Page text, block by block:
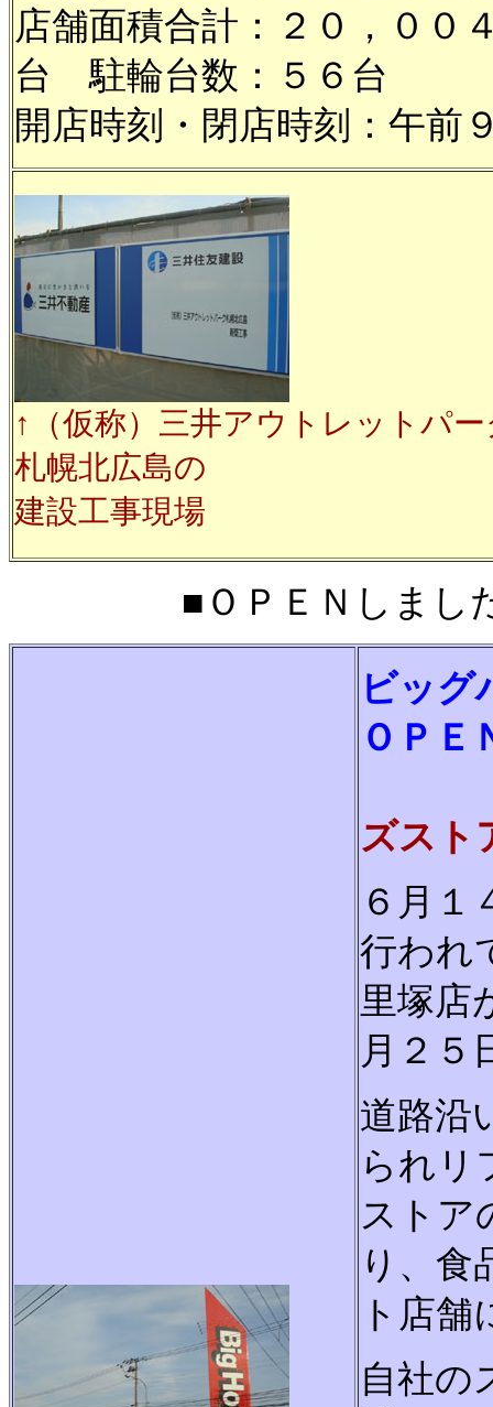
店舗面積合計：２０，００
台 駐輪台数：５６台
開店時刻・閉店時刻：午前
↑（仮称）三井アウトレットパー
札幌北広島の
建設工事現場
■ＯＰＥＮしまし
ビッグ
ＯＰＥ
ズスト
６月１
行われ
里塚店
月２５
道路沿
られリ
ストア
り、食
ト店舗
自社の